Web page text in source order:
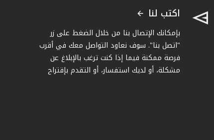
اكتب لنا
بإمكانك الإتصال بنا من خلال الضغط على زر
"اتصل بنا". سوف نعاود التواصل معك في أقرب
فرصة ممكنة فيما إذا كنت ترغب بالإبلاغ عن
مشكلة، أو لديك استفسار، أو التقدم بإقتراح